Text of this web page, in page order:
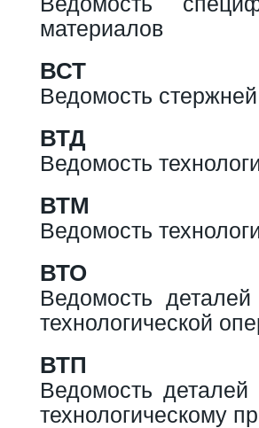
материалов
ВСТ
Ведомость стержней
ВТД
Ведомость
ВТМ
Ведомость
ВТО
Ведомость
технологической
ВТП
Ведомость
технологическому